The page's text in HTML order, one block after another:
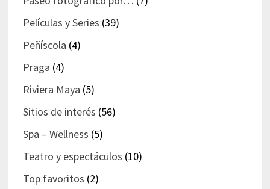
Películas y Series (39)
Peñíscola (4)
Praga (4)
Riviera Maya (5)
Sitios de interés (56)
Spa – Wellness (5)
Teatro y espectáculos (10)
Top favoritos (2)